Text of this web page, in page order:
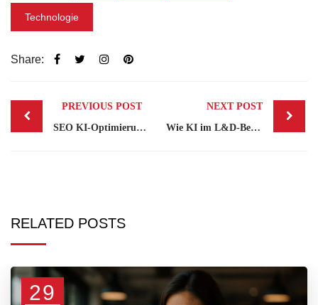
Technologie
Share:
navigation
PREVIOUS POST
SEO KI-Optimierung: Wie KI die Suchmaschinenoptimierung verändert
NEXT POST
Wie KI im L&D-Bereich die Zukunft der Mitarbeiterschulung prägt
RELATED POSTS
29